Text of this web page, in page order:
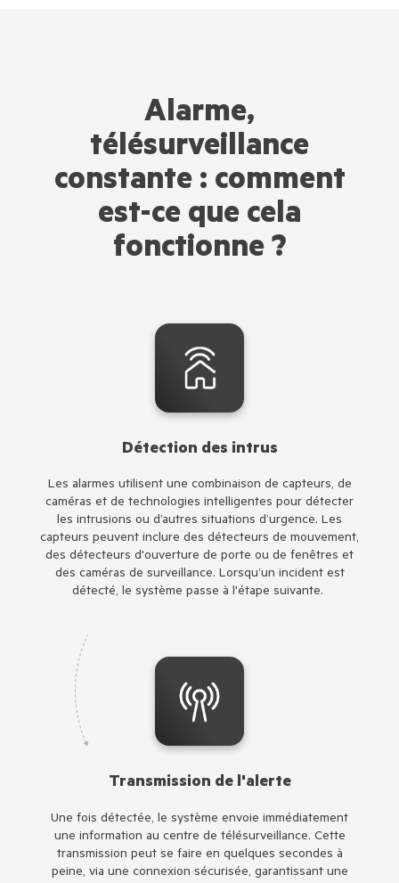
Alarme,
télésurveillance
constante : comment
est-ce que cela
fonctionne ?
Détection des intrus
Les alarmes utilisent une combinaison de capteurs, de
caméras et de technologies intelligentes pour détecter
les intrusions ou d’autres situations d’urgence. Les
capteurs peuvent inclure des détecteurs de mouvement,
des détecteurs d'ouverture de porte ou de fenêtres et
des caméras de surveillance. Lorsqu’un incident est
détecté, le système passe à l'étape suivante.
Transmission de l'alerte
Une fois détectée, le système envoie immédiatement
une information au centre de télésurveillance. Cette
transmission peut se faire en quelques secondes à
peine, via une connexion sécurisée, garantissant une